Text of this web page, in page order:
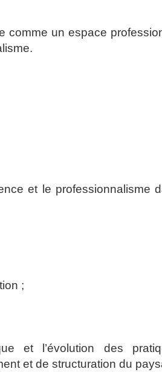
comme un espace
et le professionnalisme
;
et l’évolution des
et de structuration du